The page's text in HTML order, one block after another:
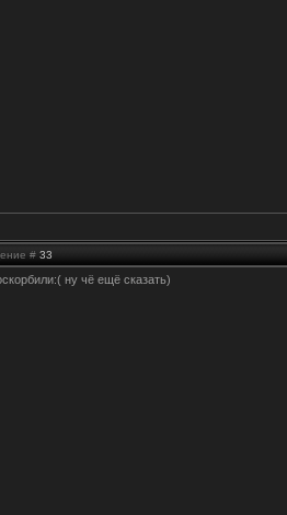
# 33
ну чё ещё сказать)